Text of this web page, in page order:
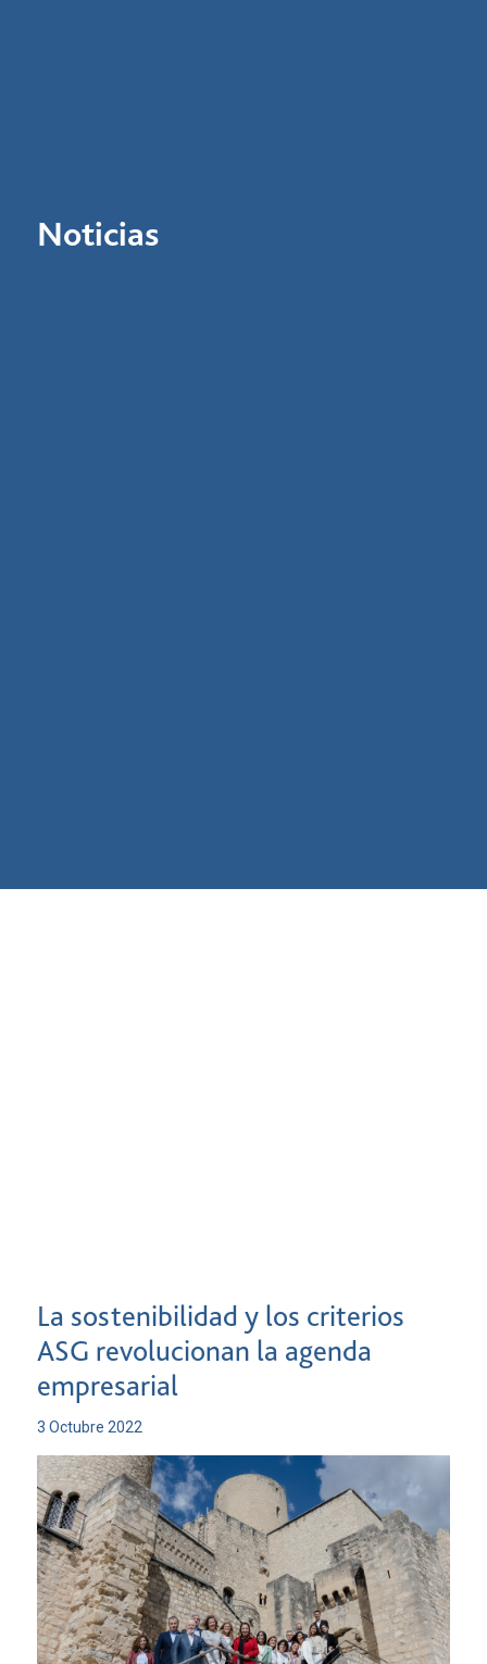
La sostenibilidad y los criterios
ASG revolucionan la agenda
empresarial
3 Octubre 2022